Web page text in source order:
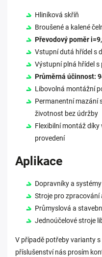
Hliníková skříň
Broušené a kalené
Převodový poměr
Vstupní dutá hřídel s
Výstupní plná hřídel
Průměrná účinnost:
Libovolná montážní
Permanentní mazání
životnost bez údržby
Flexibilní montáž
provedení
Aplikace
Dopravníky a
Stroje pro zpracování
Průmyslová a
Jednoúčelové stroje
V případě potřeby varianty
příslušenství nás prosím